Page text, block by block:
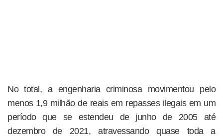
No total, a engenharia criminosa movimentou pelo
menos 1,9 milhão de reais em repasses ilegais em um
período que se estendeu de junho de 2005 até
dezembro de 2021, atravessando quase toda a